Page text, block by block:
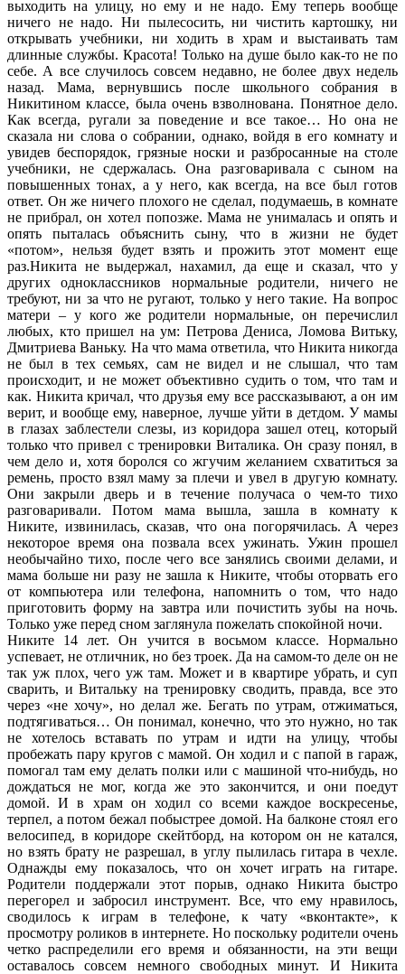
выходить на улицу, но ему и не надо. Ему теперь вообще
ничего не надо. Ни пылесосить, ни чистить картошку, ни
открывать учебники, ни ходить в храм и выстаивать там
длинные службы. Красота! Только на душе было как-то не по
себе. А все случилось совсем недавно, не более двух недель
назад. Мама, вернувшись после школьного собрания в
Никитином классе, была очень взволнована. Понятное дело.
Как всегда, ругали за поведение и все такое… Но она не
сказала ни слова о собрании, однако, войдя в его комнату и
увидев беспорядок, грязные носки и разбросанные на столе
учебники, не сдержалась. Она разговаривала с сыном на
повышенных тонах, а у него, как всегда, на все был готов
ответ. Он же ничего плохого не сделал, подумаешь, в комнате
не прибрал, он хотел попозже. Мама не унималась и опять и
опять пыталась объяснить сыну, что в жизни не будет
«потом», нельзя будет взять и прожить этот момент еще
раз.Никита не выдержал, нахамил, да еще и сказал, что у
других одноклассников нормальные родители, ничего не
требуют, ни за что не ругают, только у него такие. На вопрос
матери – у кого же родители нормальные, он перечислил
любых, кто пришел на ум: Петрова Дениса, Ломова Витьку,
Дмитриева Ваньку. На что мама ответила, что Никита никогда
не был в тех семьях, сам не видел и не слышал, что там
происходит, и не может объективно судить о том, что там и
как. Никита кричал, что друзья ему все рассказывают, а он им
верит, и вообще ему, наверное, лучше уйти в детдом. У мамы
в глазах заблестели слезы, из коридора зашел отец, который
только что привел с тренировки Виталика. Он сразу понял, в
чем дело и, хотя боролся со жгучим желанием схватиться за
ремень, просто взял маму за плечи и увел в другую комнату.
Они закрыли дверь и в течение получаса о чем-то тихо
разговаривали. Потом мама вышла, зашла в комнату к
Никите, извинилась, сказав, что она погорячилась. А через
некоторое время она позвала всех ужинать. Ужин прошел
необычайно тихо, после чего все занялись своими делами, и
мама больше ни разу не зашла к Никите, чтобы оторвать его
от компьютера или телефона, напомнить о том, что надо
приготовить форму на завтра или почистить зубы на ночь.
Только уже перед сном заглянула пожелать спокойной ночи.
Никите 14 лет. Он учится в восьмом классе. Нормально
успевает, не отличник, но без троек. Да на самом-то деле он не
так уж плох, чего уж там. Может и в квартире убрать, и суп
сварить, и Витальку на тренировку сводить, правда, все это
через «не хочу», но делал же. Бегать по утрам, отжиматься,
подтягиваться… Он понимал, конечно, что это нужно, но так
не хотелось вставать по утрам и идти на улицу, чтобы
пробежать пару кругов с мамой. Он ходил и с папой в гараж,
помогал там ему делать полки или с машиной что-нибудь, но
дождаться не мог, когда же это закончится, и они поедут
домой. И в храм он ходил со всеми каждое воскресенье,
терпел, а потом бежал побыстрее домой. На балконе стоял его
велосипед, в коридоре скейтборд, на котором он не катался,
но взять брату не разрешал, в углу пылилась гитара в чехле.
Однажды ему показалось, что он хочет играть на гитаре.
Родители поддержали этот порыв, однако Никита быстро
перегорел и забросил инструмент. Все, что ему нравилось,
сводилось к играм в телефоне, к чату «вконтакте», к
просмотру роликов в интернете. Но поскольку родители очень
четко распределили его время и обязанности, на эти вещи
оставалось совсем немного свободных минут. И Никита